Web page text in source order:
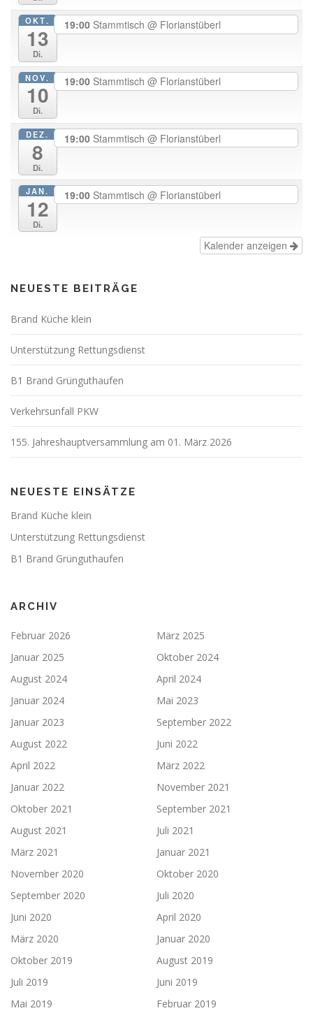
OKT.
13
Di.
19:00 Stammtisch @ Florianstüberl
NOV.
10
Di.
19:00 Stammtisch @ Florianstüberl
DEZ.
8
Di.
19:00 Stammtisch @ Florianstüberl
JAN.
12
Di.
19:00 Stammtisch @ Florianstüberl
Kalender anzeigen
NEUESTE BEITRÄGE
Brand Küche klein
Unterstützung Rettungsdienst
B1 Brand Grünguthaufen
Verkehrsunfall PKW
155. Jahreshauptversammlung am 01. März 2026
NEUESTE EINSÄTZE
Brand Küche klein
Unterstützung Rettungsdienst
B1 Brand Grünguthaufen
ARCHIV
Februar 2026
März 2025
Januar 2025
Oktober 2024
August 2024
April 2024
Januar 2024
Mai 2023
Januar 2023
September 2022
August 2022
Juni 2022
April 2022
März 2022
Januar 2022
November 2021
Oktober 2021
September 2021
August 2021
Juli 2021
März 2021
Januar 2021
November 2020
Oktober 2020
September 2020
Juli 2020
Juni 2020
April 2020
März 2020
Januar 2020
Oktober 2019
August 2019
Juli 2019
Juni 2019
Mai 2019
Februar 2019